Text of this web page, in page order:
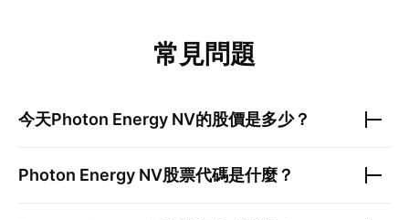
常見問題
今天Photon Energy NV的股價是多少？
Photon Energy NV股票代碼是什麼？